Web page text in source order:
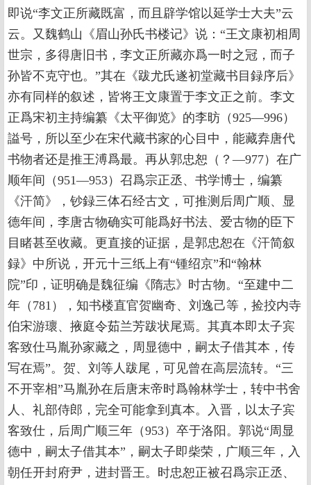
即说“李文正所藏既富，而且辟学馆以延学士大夫”云
云。又魏鹤山《眉山孙氏书楼记》说：“王文康初相周
世宗，多得唐旧书，李文正所藏亦爲一时之冠，而子
孙皆不克守也。”其在《跋尤氏遂初堂藏书目録序后》
亦有同样的叙述，皆将王文康置于李文正之前。李文
正爲宋初主持编纂《太平御览》的李昉（925—996）
謚号，所以至少在宋代藏书家的心目中，能藏弆唐代
书物者还是推王溥爲最。再从郭忠恕（？—977）在广
顺年间（951—953）召爲宗正丞、书学博士，编纂
《汗简》，钞録三体石经古文，可推测后周广顺、显
德年间，李唐古物确实可能爲好书法、爱古物的臣下
目睹甚至收藏。更直接的证据，是郭忠恕在《汗简叙
録》中所说，开元十三纸上有“锺绍京”和“翰林
院”印，证明确是魏征编《隋志》时古物。“至建中二
年（781），知书楼直官贺幽奇、刘逸己等，捡挍内寺
伯宋游瓌、掖庭令茹兰芳跋状尾焉。其真本即太子宾
客致仕马胤孙家藏之，周显德中，嗣太子借其本，传
写在焉”。贺、刘等人跋尾，可见曾在高层流转。“三
不开宰相”马胤孙在后唐末帝时爲翰林学士，转中书舍
人、礼部侍郎，完全可能拿到真本。入晋，以太子宾
客致仕，后周广顺三年（953）卒于洛阳。郭说“周显
德中，嗣太子借其本”，嗣太子即柴荣，广顺三年，入
朝任开封府尹，进封晋王。时忠恕正被召爲宗正丞、